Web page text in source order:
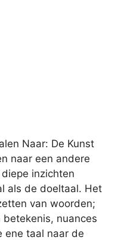
Naar: De Kunst
naar een andere
inzichten
als de doeltaal. Het
van woorden;
nuances
ene taal naar de